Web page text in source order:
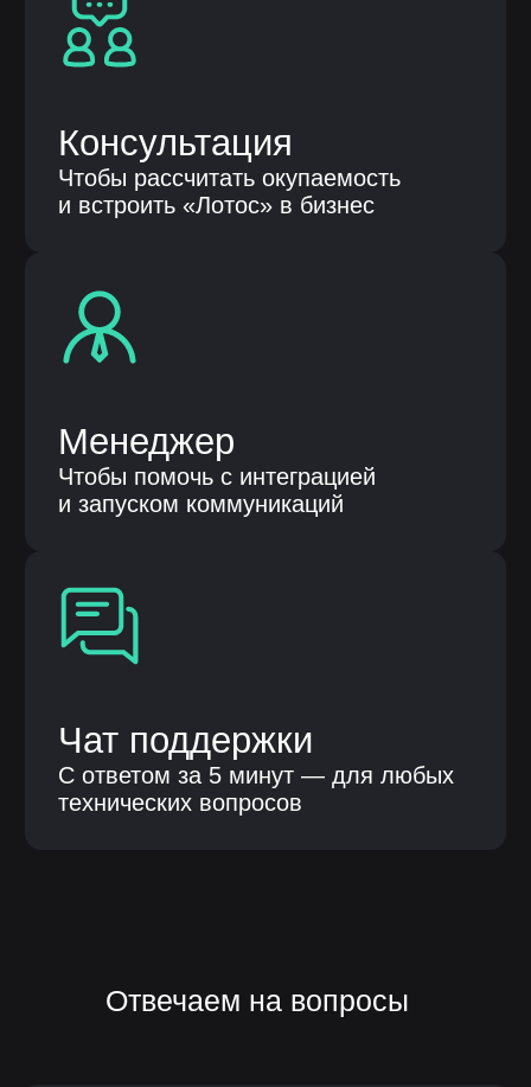
Продукты
Автоматизация бизнес процессов
Бережливые технологии
Клиентам
Контакты
Общество с ограниченной
ответственностью «НЕЛУМБО-
АВТОМАТИЗАЦИЯ»
ООО «НЕЛУМБО-АВТОМАТИЗАЦИЯ»
ОКВЭД 62.01 «Разработка
компьютерного программного
обеспечения», 62.02, 62.03, 62.09, 63.11
Код 1.01 в соответствии с Приказом Минцифры
электронных вычислительных машин и баз
данных»
Контактные лица
Терентьева Оксана Александровна
8 986 759 15 41
nelumbo-it@mail.ru
© Все права защищены
Политика конфиденциальности